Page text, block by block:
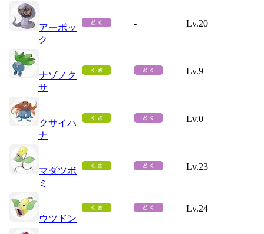
アーボッ
ク
- Lv.20
ナゾノク
サ
Lv.9
クサイハ
ナ
Lv.0
マダツボ
ミ
Lv.23
ウツドン
Lv.24